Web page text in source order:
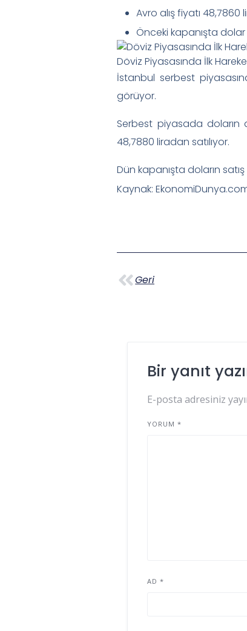
Avro alış fiyatı 48,7860
Önceki kapanışta dolar
Döviz Piyasasında İlk
İstanbul serbest
görüyor.
Serbest piyasada doların
48,7880 liradan satılıyor.
Dün kapanışta doların
Kaynak:
Geri
Bir yanıt
E-posta adresiniz
YORUM *
AD *